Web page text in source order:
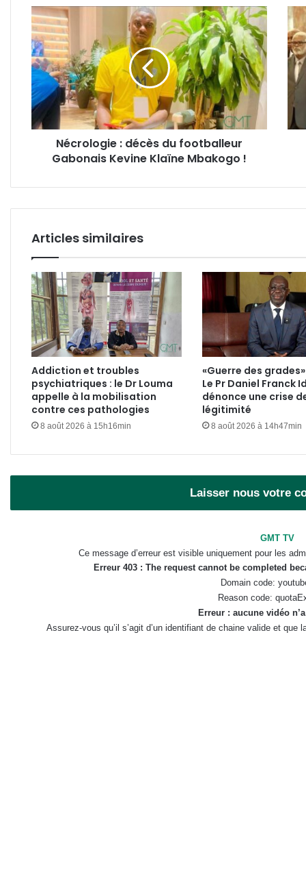
Nécrologie
:
décès
du
footballeur
Gabonais
Kevine
Klaïne
Mbakogo
Nécrologie : décès du footballeur
Gabonais Kevine Klaïne Mbakogo !
le
parti
fixé
Articles similaires
Addiction et troubles
psychiatriques : le Dr Louma
appelle à la mobilisation
contre ces pathologies
8 août 2026 à 15h16min
«Guerre des grades»
Le Pr Daniel Franck
dénonce une crise
légitimité
8 août 2026 à 14h47min
Laisser nous votre
GMT TV
Ce message d’erreur est visible uniquement pour les
Erreur 403 : The request cannot be completed
Domain code:
Reason code:
Erreur : aucune vidéo
Assurez-vous qu’il s’agit d’un identifiant de chaine valide et